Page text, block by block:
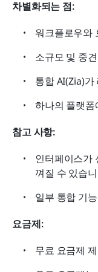
차별화되는 점:
워크플로우와
소규모 및 중
통합 AI(Zia)
하나의 플랫
참고 사항:
인터페이스가
껴질 수 있습
일부 통합 기
요금제:
무료 요금제